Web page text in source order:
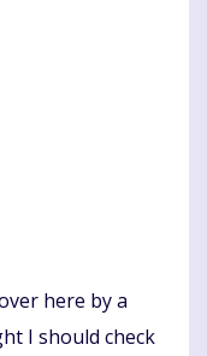
here by a
I should check